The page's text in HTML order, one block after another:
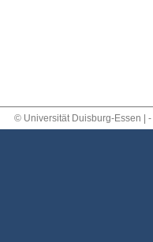
© Universität Duisburg-Essen | -